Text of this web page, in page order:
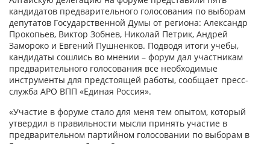
кандидатов предварительного голосования по выборам
депутатов Государственной Думы от региона: Александр
Прокопьев, Виктор Зобнев, Николай Петрик, Андрей
Замороко и Евгений Пушненков. Подводя итоги учебы,
кандидаты сошлись во мнении – форум дал участникам
предварительного голосования все необходимые
инструменты для предстоящей работы, сообщает пресс-
служба АРО ВПП «Единая Россия».
«Участие в форуме стало для меня тем опытом, который
утвердил в правильности мысли принять участие в
предварительном партийном голосовании по выборам в